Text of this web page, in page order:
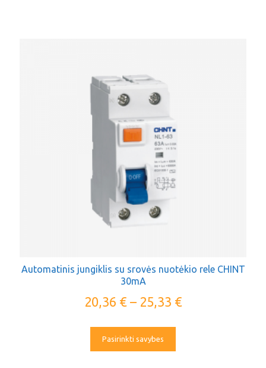
Automatinis jungiklis su srovės nuotėkio rele CHINT
30mA
20,36 €– 25,33 €
Pasirinkti savybes